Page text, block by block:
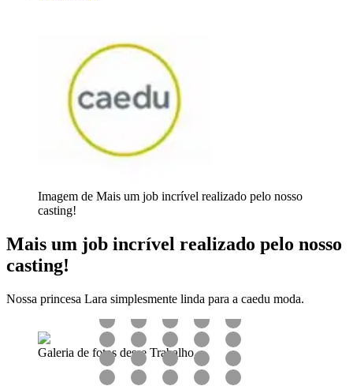
Imagem de Mais um job incrível realizado pelo nosso
casting!
Mais um job incrível realizado pelo nosso
casting!
Nossa princesa Lara simplesmente linda para a caedu moda.
Galeria de fotos desse Trabalho